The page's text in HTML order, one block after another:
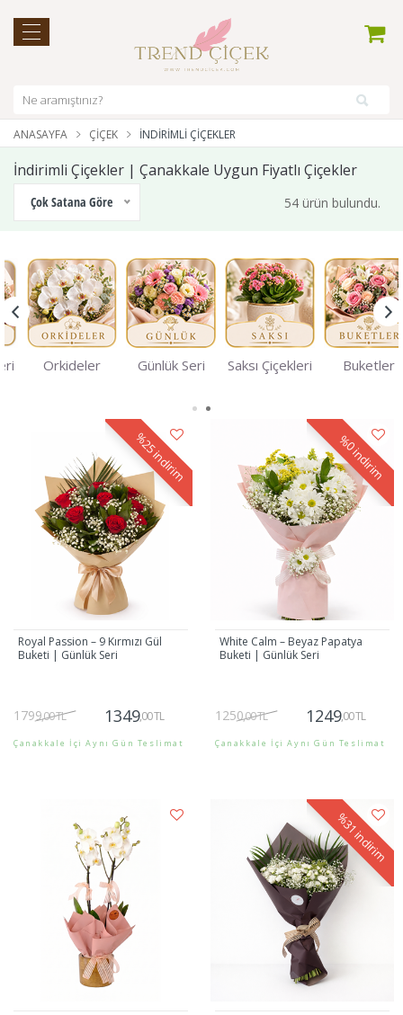
ANASAYFA ÇIÇEK İNDİRİMLİ ÇİÇEKLER
İndirimli Çiçekler | Çanakkale Uygun Fiyatlı Çiçekler
Çok Satana Göre 54 ürün bulundu.
Orkideler Günlük Seri Saksı Çiçekleri Buketler
%25
indirim
Royal Passion – 9 Kırmızı Gül
Buketi | Günlük Seri
1799,00 TL 1349,00 TL
Çanakkale İçi Aynı Gün Teslimat
%0
indirim
White Calm – Beyaz Papatya
Buketi | Günlük Seri
1250,00 TL 1249,00 TL
Çanakkale İçi Aynı Gün Teslimat
%31
indirim